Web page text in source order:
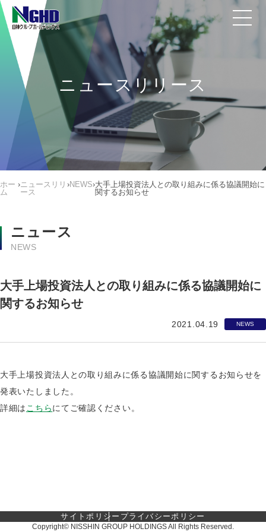
ニュースリリース
ホー
ム
›ニュースリリ
ース
›NEWS›大手上場投資法人との取り組みに係る協議開始に
関するお知らせ
ニュース
NEWS
大手上場投資法人との取り組みに係る協議開始に
関するお知らせ
2021.04.19 NEWS
大手上場投資法人との取り組みに係る協議開始に関するお知らせを
発表いたしました。
詳細は こ ち らにてご確認ください。
サイトポリシー プライバシーポリシー
Copyright© NISSHIN GROUP HOLDINGS All Rights Reserved.